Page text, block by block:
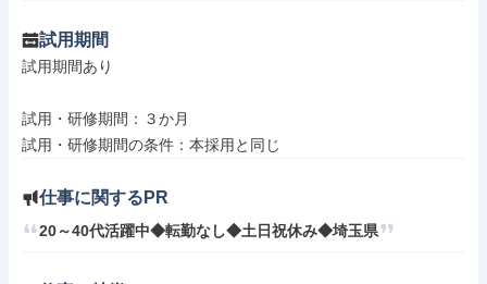
試用期間
試用期間あり
試用・研修期間：３か月
仕事に関するPR
20～40代活躍中◆転勤なし◆土日祝休み◆埼玉県